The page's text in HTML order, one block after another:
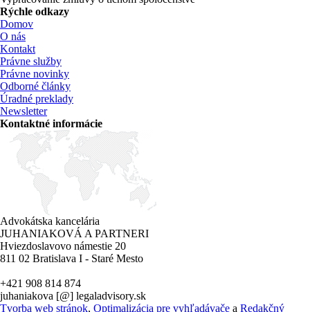
Rýchle odkazy
Domov
O nás
Kontakt
Právne služby
Právne novinky
Odborné články
Úradné preklady
Newsletter
Kontaktné informácie
Advokátska kancelária
JUHANIAKOVÁ A PARTNERI
Hviezdoslavovo námestie 20
811 02 Bratislava I - Staré Mesto
+421 908 814 874
juhaniakova [@] legaladvisory.sk
Tvorba web stránok, Optimalizácia pre vyhľadávače a Redakčný